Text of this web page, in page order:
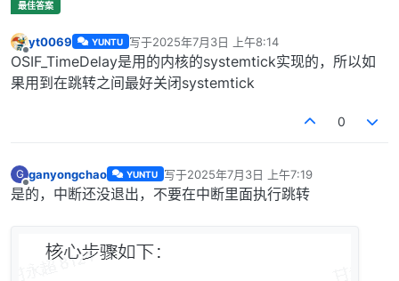
离线
yt0069 YUNTU 写于2025年7月3日 上午8:14
最后由 编辑
OSIF_TimeDelay是用的内核的systemtick实现的，所以如
果用到在跳转之间最好关闭systemtick
0
G
离线
ganyongchao YUNTU 写于2025年7月3日 上午7:19
最后由 编辑
是的，中断还没退出，不要在中断里面执行跳转